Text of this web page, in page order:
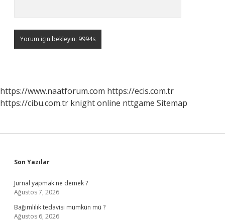
https://www.naatforum.com https://ecis.com.tr
https://cibu.com.tr knight online nttgame Sitemap
Sidebar
Son Yazılar
Jurnal yapmak ne demek ?
Ağustos 7, 2026
Bağımlılık tedavisi mümkün mü ?
Ağustos 6, 2026